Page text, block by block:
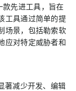
款先进工具，旨在
工具通过简单的提
场景，包括勒索软
应对特定威胁者和
著减少开发、编辑